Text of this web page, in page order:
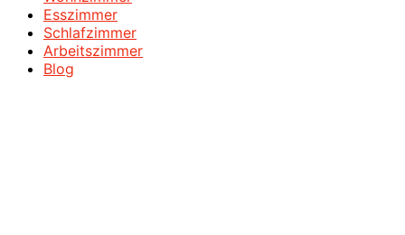
Esszimmer
Schlafzimmer
Arbeitszimmer
Blog